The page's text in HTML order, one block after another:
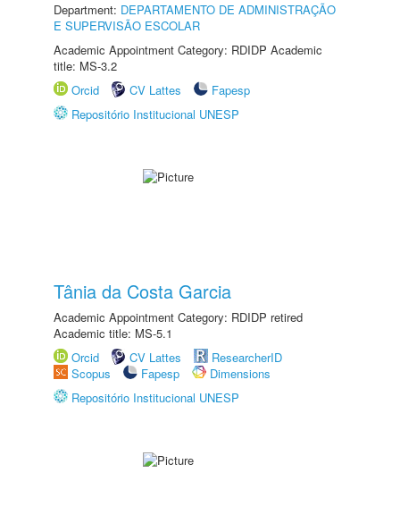
Department: DEPARTAMENTO DE ADMINISTRAÇÃO
E SUPERVISÃO ESCOLAR
Academic Appointment Category: RDIDP Academic
title: MS-3.2
Orcid
CV Lattes
Fapesp
Repositório Institucional UNESP
Tânia da Costa Garcia
Academic Appointment Category: RDIDP retired
Academic title: MS-5.1
Orcid
CV Lattes
ResearcherID
Scopus
Fapesp
Dimensions
Repositório Institucional UNESP